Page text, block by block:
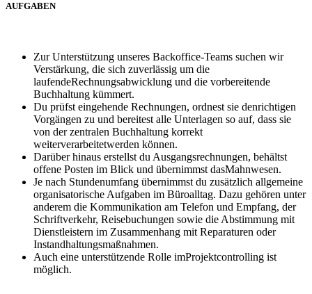
AUFGABEN
Zur Unterstützung unseres Backoffice-Teams suchen wir
Verstärkung, die sich zuverlässig um die
laufendeRechnungsabwicklung und die vorbereitende
Buchhaltung kümmert.
Du prüfst eingehende Rechnungen, ordnest sie denrichtigen
Vorgängen zu und bereitest alle Unterlagen so auf, dass sie
von der zentralen Buchhaltung korrekt
weiterverarbeitetwerden können.
Darüber hinaus erstellst du Ausgangsrechnungen, behältst
offene Posten im Blick und übernimmst dasMahnwesen.
Je nach Stundenumfang übernimmst du zusätzlich allgemeine
organisatorische Aufgaben im Büroalltag. Dazu gehören unter
anderem die Kommunikation am Telefon und Empfang, der
Schriftverkehr, Reisebuchungen sowie die Abstimmung mit
Dienstleistern im Zusammenhang mit Reparaturen oder
Instandhaltungsmaßnahmen.
Auch eine unterstützende Rolle imProjektcontrolling ist
möglich.